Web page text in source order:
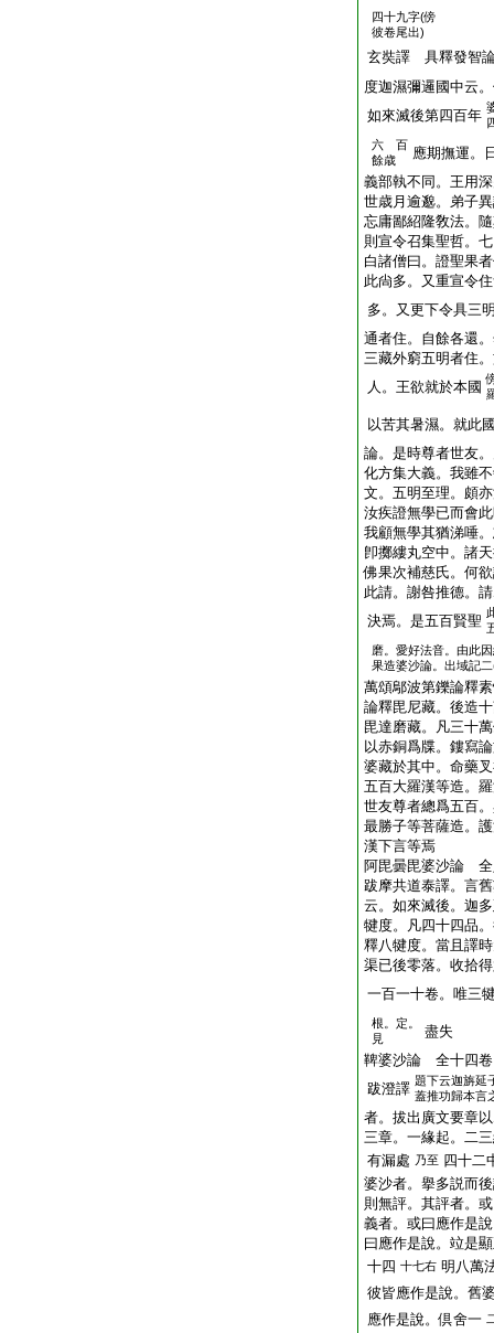
四十九字(傍
彼卷尾出)
玄奘譯 具釋發智
度迦濕彌邏國中云
如來滅後第四百年
六 百
餘歳
應期撫運。
義部執不同。王用
世歳月逾邈。弟子
忘庸鄙紹隆敎法。
則宣令召集聖哲。
白諸僧曰。證聖果
此尙多。又重宣令
多。又更下令具三
通者住。自餘各還
三藏外窮五明者住
人。王欲就於本國
以苦其暑濕。就此
論。是時尊者世友
化方集大義。我雖
文。五明至理。頗
汝疾證無學已而會
我顧無學其猶涕唾
卽擲縷丸空中。諸
佛果次補慈氏。何
此請。謝咎推德。
決焉。是五百賢聖
磨。愛好法音。由此
果造婆沙論。出域記
萬頌鄔波第鑠論釋
論釋毘尼藏。後造
毘達磨藏。凡三十
以赤銅爲牒。鏤寫
婆藏於其中。命藥
五百大羅漢等造。
世友尊者總爲五百
最勝子等菩薩造。
漢下言等焉
阿毘曇毘婆沙論
跋摩共道泰譯。言
云。如來滅後。迦
犍度。凡四十四品
釋八犍度。當且譯
渠已後零落。收拾
一百一十卷。唯三
根。定。
見
盡失
鞞婆沙論 全十四
跋澄譯 題下云迦旃延
蓋推功歸本言
者。拔出廣文要章
三章。一緣起。二
有漏處 乃至 四十二
婆沙者。擧多説而
則無評。其評者。
義者。或曰應作是
曰應作是說。竝是
十四 十七右 明八萬
彼皆應作是說。舊
應作是說。倶舍一